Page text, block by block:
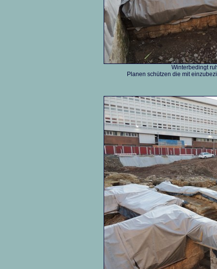
Winterbedingt
Planen schützen die mit